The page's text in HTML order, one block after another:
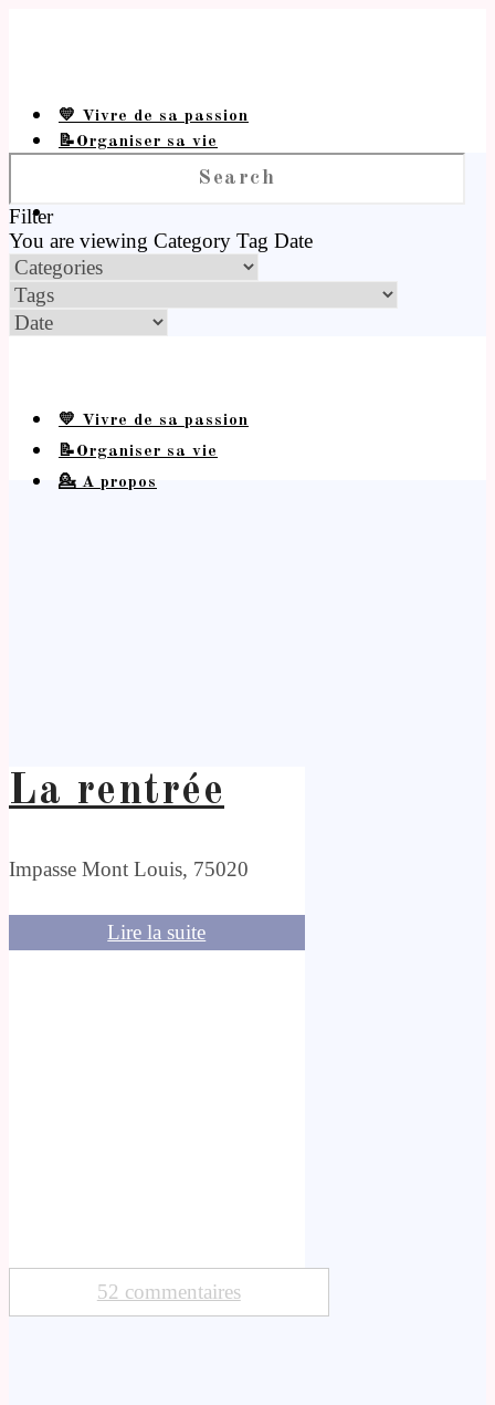
💛 Vivre de sa passion
📝Organiser sa vie
Filter
You are viewing Category Tag Date
💛 Vivre de sa passion
📝Organiser sa vie
💁 A propos
La rentrée
Impasse Mont Louis, 75020
Lire la suite
52 commentaires